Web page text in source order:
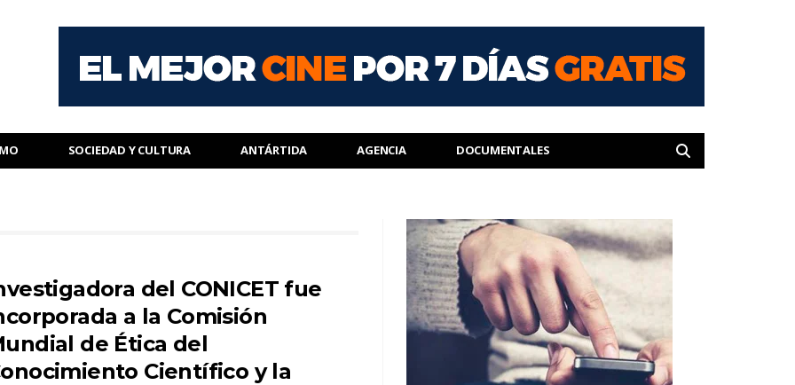
SOCIEDAD Y CULTURA ANTÁRTIDA AGENCIA DOCUMENTALES
del CONICET fue
a la Comisión
de Ética del
Científico y la